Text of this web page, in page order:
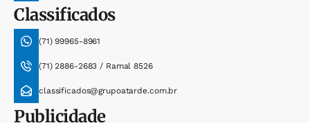
Classificados
(71) 99965-8961
(71) 2886-2683 / Ramal 8526
classificados@grupoatarde.com.br
Publicidade